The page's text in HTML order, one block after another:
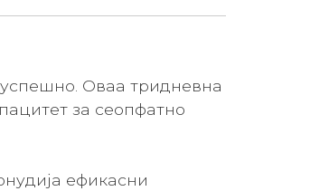
Оваа тридневна
за сеопфатно
ефикасни